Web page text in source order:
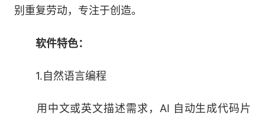
别重复劳动，专注于创造。
软件特色：
1.自然语言编程
用中文或英文描述需求，AI 自动生成代码片